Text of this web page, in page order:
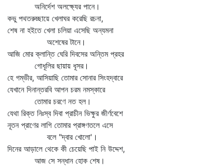
অনির্দেশ অলক্ষ্যের পানে।
কভু পথতরুচ্ছায়ে খেলাঘর করেছি রচনা,
শেষ না হইতে খেলা চলিয়া এসেছি অন্যমনা
অশেষের টানে।
আজি মোর ক্লান্তি ঘেরি দিবসের অন্তিম প্রহর
গোধূলির ছায়ায় ধূসর।
হে গম্ভীর, আসিয়াছি তোমার সোনার সিংহদ্বারে
যেখানে দিনান্তরবি আপন চরম নমস্কারে
তোমার চরণে নত হল।
যেথা রিক্ত নিঃস্ব দিবা প্রাচীন ভিক্ষুর জীর্ণবেশে
নূতন প্রাণের লাগি তোমার প্রাঙ্গণতলে এসে
বলে "দ্বার খোলো'।
দিনের আড়ালে থেকে কী চেয়েছি পাই নি উদ্দেশ,
আজ সে সন্ধান হোক শেষ।